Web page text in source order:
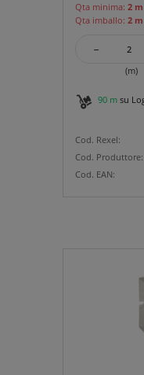
Qta minima: 2 m
Qta imballo: 2 m
-
(m)
90 m su
Cod. Rexel:
Cod. Produttore:
Cod. EAN: